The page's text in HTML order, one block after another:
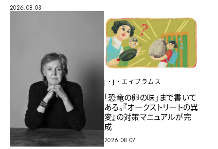
2026.08.03
J・J・エイブラムス
「恐竜の卵の味」まで書いて
ある。『オークストリートの異
変』の対策マニュアルが完
成
2026.08.07